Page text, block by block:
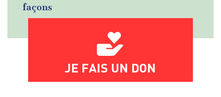
façons
JE FAIS UN DON